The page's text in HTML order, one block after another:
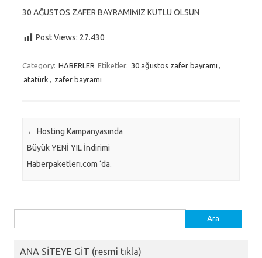
30 AĞUSTOS ZAFER BAYRAMIMIZ KUTLU OLSUN
Post Views: 27.430
Category: HABERLER Etiketler: 30 ağustos zafer bayramı ,
atatürk , zafer bayramı
Post navigation
← Hosting Kampanyasında
Büyük YENİ YIL İndirimi
Haberpaketleri.com ‘da.
ANA SİTEYE GİT (resmi tıkla)